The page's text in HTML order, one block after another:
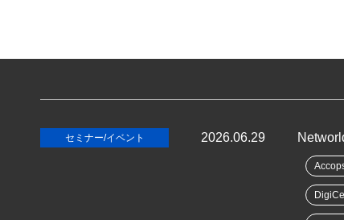
セミナー/イベント 2026.06.29